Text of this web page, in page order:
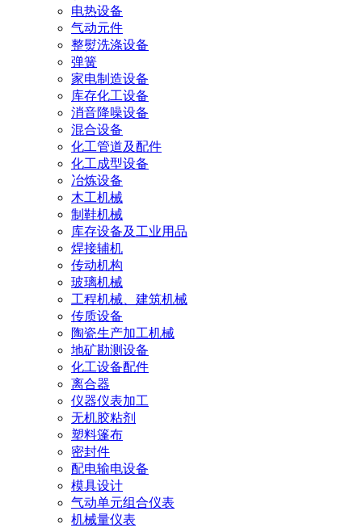
电热设备
气动元件
整熨洗涤设备
弹簧
家电制造设备
库存化工设备
消音降噪设备
混合设备
化工管道及配件
化工成型设备
冶炼设备
木工机械
制鞋机械
库存设备及工业用品
焊接辅机
传动机构
玻璃机械
工程机械、建筑机械
传质设备
陶瓷生产加工机械
地矿勘测设备
化工设备配件
离合器
仪器仪表加工
无机胶粘剂
塑料篷布
密封件
配电输电设备
模具设计
气动单元组合仪表
机械量仪表